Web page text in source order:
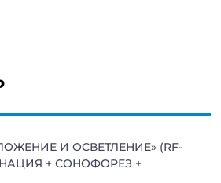
И ОСВЕТЛЕНИЕ» (RF-
+ СОНОФОРЕЗ +